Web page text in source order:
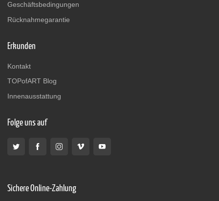
Geschäftsbedingungen
Rücknahmegarantie
Erkunden
Kontakt
TOPofART Blog
Innenausstattung
Folge uns auf
Sichere Online-Zahlung